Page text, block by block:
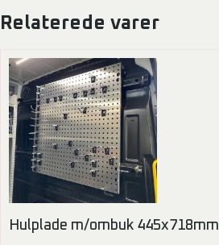
Relaterede varer
Hulplade m/ombuk 445x718mm